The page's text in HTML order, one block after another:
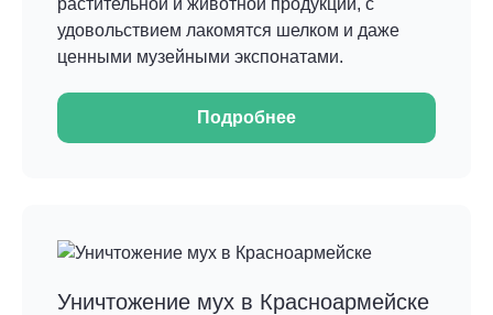
растительной и животной продукции, с
удовольствием лакомятся шелком и даже
ценными музейными экспонатами.
Подробнее
Уничтожение мух в Красноармейске